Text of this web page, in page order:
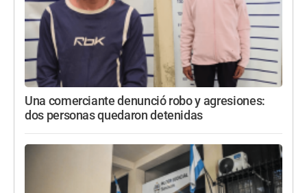
Una comerciante denunció robo y agresiones:
dos personas quedaron detenidas